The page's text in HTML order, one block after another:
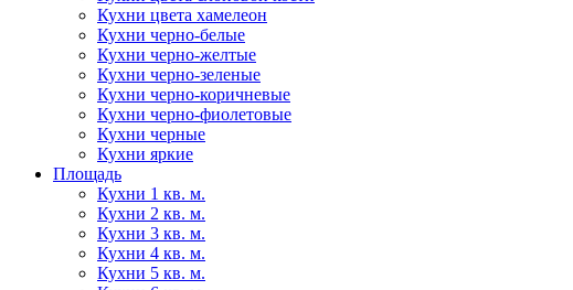
Кухни цвета хамелеон
Кухни черно-белые
Кухни черно-желтые
Кухни черно-зеленые
Кухни черно-коричневые
Кухни черно-фиолетовые
Кухни черные
Кухни яркие
Площадь
Кухни 1 кв. м.
Кухни 2 кв. м.
Кухни 3 кв. м.
Кухни 4 кв. м.
Кухни 5 кв. м.